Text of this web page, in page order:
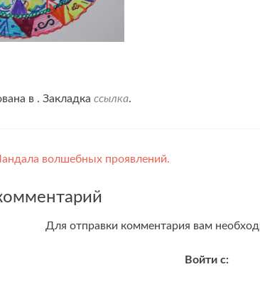
в . Закладка ссылка.
волшебных проявлений.
Для отправки комментария вам
Войти с: